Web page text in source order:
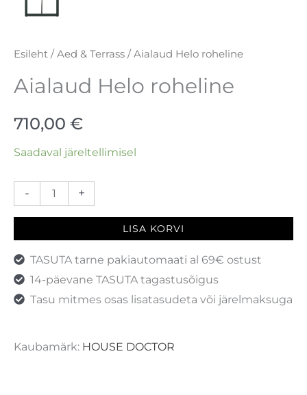
Esileht / Aed & Terrass / Aialaud Helo roheline
Aialaud Helo roheline
710,00 €
Saadaval järeltellimisel
- +
LISA KORVI
TASUTA tarne pakiautomaati al 69€ ostust
14-päevane TASUTA tagastusõigus
Tasu mitmes osas lisatasudeta või järelmaksuga
Kaubamärk: HOUSE DOCTOR